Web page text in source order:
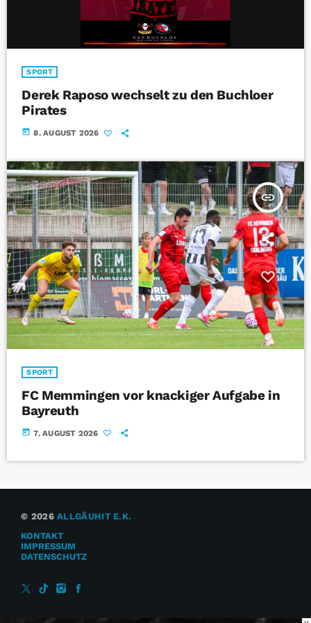
SPORT
Derek Raposo wechselt zu den Buchloer
Pirates
today 8. AUGUST 2026
insert_link
SPORT
FC Memmingen vor knackiger Aufgabe in
Bayreuth
today 7. AUGUST 2026
© 2026ALLGÄUHIT E.K.
KONTAKT
IMPRESSUM
DATENSCHUTZ